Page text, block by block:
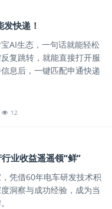
快递！
AI生态，一句话就能轻松
复跳转，就能直接打开服
息后，一键匹配申通快递
12
业收益遥遥领“鲜”
凭借60年电车研发技术积
洞察与成功经验，成为当